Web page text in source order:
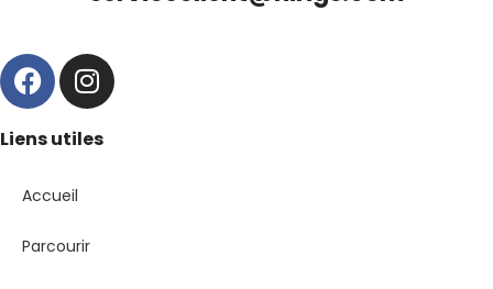
Liens utiles
Accueil
Parcourir